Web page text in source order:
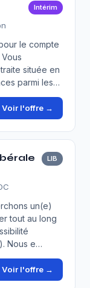
Intérim
le compte
située en
parmi les…
Voir l'offre →
LIB
un(e)
tout au long
Nous e…
Voir l'offre →